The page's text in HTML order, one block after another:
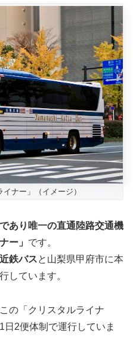
ナー」（イメージ）
あり唯一の直通陸路交通機
ー」 です。
近鉄バスと山梨県甲府市に本
しています。
の「クリスタルライナ
2便体制で運行していま